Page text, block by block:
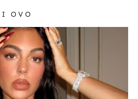
I OVO